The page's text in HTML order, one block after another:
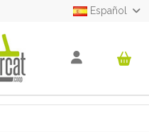
Español